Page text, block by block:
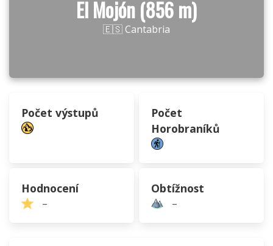
El Mojón (856 m)
🇪🇸 Cantabria
Počet výstupů
Počet
Horobraníků
Hodnocení
–
Obtížnost
–